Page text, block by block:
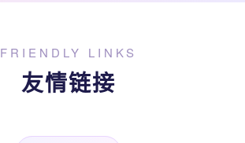
FRIENDLY LINKS
友情链接